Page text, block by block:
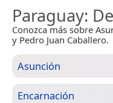
Paraguay:
Conozca más sobre
y Pedro Juan Caballero.
Asunción
Encarnación